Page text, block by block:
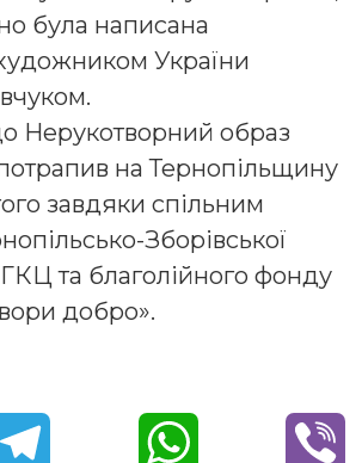
була написана
України
Нерукотворний образ
на Тернопільщину
завдяки спільним
Зборівської
та благолійного фонду
добро».